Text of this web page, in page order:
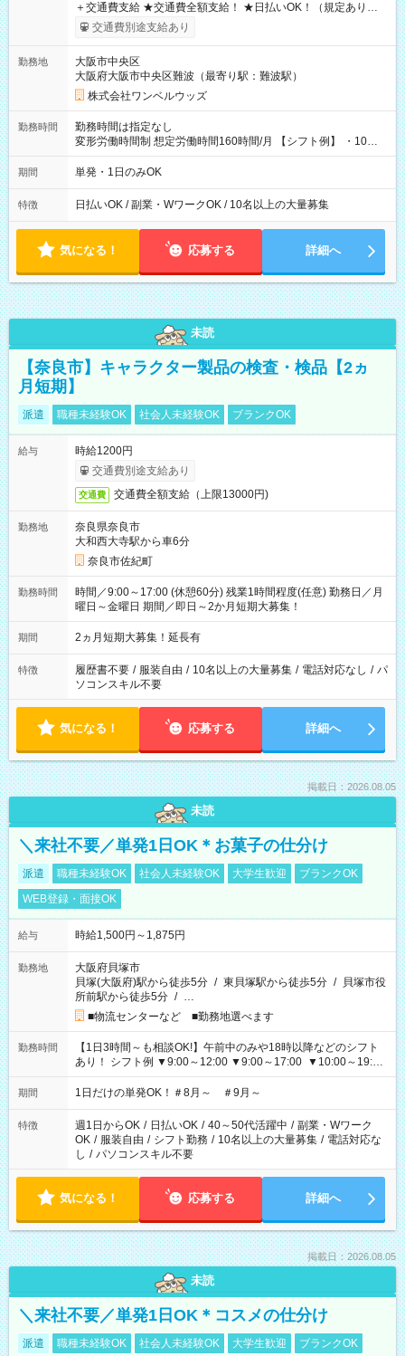
＋交通費支給 ★交通費全額支給！ ★日払いOK！（規定あり） ┗
働いたその日に現金GET♪ お仕事後はコンビニATMから 日払
交通費別途支給あり
勤務地
大阪市中央区
大阪府大阪市中央区難波（最寄り駅：難波駅）
株式会社ワンベルウッズ
勤務時間
勤務時間は指定なし
変形労働時間制 想定労働時間160時間/月 【シフト例】 ・10：
00～20：00
期間 単発・1日のみOK
特徴 日払いOK / 副業・WワークOK / 10名以上の大量募集
気になる！ 応募する 詳細へ
未読
【奈良市】キャラクター製品の検査・検品【2ヵ
月短期】
派遣 職種未経験OK 社会人未経験OK ブランクOK
給与
時給1200円
交通費別途支給あり
交通費 交通費全額支給（上限13000円)
勤務地
奈良県奈良市
大和西大寺駅から車6分
奈良市佐紀町
勤務時間
時間／9:00～17:00 (休憩60分) 残業1時間程度(任意) 勤務日／月
曜日～金曜日 期間／即日～2か月短期大募集！
期間 2ヵ月短期大募集！延長有
特徴 履歴書不要 / 服装自由 / 10名以上の大量募集 / 電話対応なし / パ
ソコンスキル不要
気になる！ 応募する 詳細へ
掲載日：2026.08.05
未読
＼来社不要／単発1日OK＊お菓子の仕分け
派遣 職種未経験OK 社会人未経験OK 大学生歓迎
ブランクOK
WEB登録・面接OK
給与 時給1,500円～1,875円
勤務地
大阪府貝塚市
貝塚(大阪府)駅から徒歩5分 / 東貝塚駅から徒歩5分 / 貝塚市役
所前駅から徒歩5分 / …
■物流センターなど ■勤務地選べます
勤務時間
【1日3時間～も相談OK!】午前中のみや18時以降などのシフト
あり！ シフト例 ▼9:00～12:00 ▼9:00～17:00 ▼10:00～19:00
▼18:00～21:00
期間 1日だけの単発OK！＃8月～ ＃9月～
特徴 週1日からOK / 日払いOK / 40～50代活躍中 / 副業・Wワーク
OK / 服装自由 / シフト勤務 / 10名以上の大量募集 / 電話対応な
し / パソコンスキル不要
気になる！ 応募する 詳細へ
掲載日：2026.08.05
未読
＼来社不要／単発1日OK＊コスメの仕分け
派遣 職種未経験OK 社会人未経験OK 大学生歓迎
ブランクOK